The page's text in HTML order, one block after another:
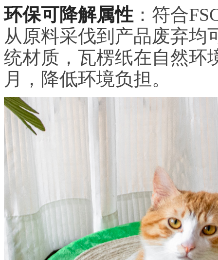
环保可降解属性 ：符合
从原料采伐到产品废弃均
统材质，瓦楞纸在自然环
月，降低环境负担。